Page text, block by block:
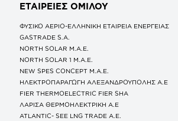
ΕΤΑΙΡΕΙΕΣ ΟΜΙΛΟΥ
ΦΥΣΙΚΟ ΑΕΡΙΟ-ΕΛΛΗΝΙΚΗ ΕΤΑΙΡΕΙΑ ΕΝΕΡΓΕΙΑΣ
GASTRADE S.A.
NORTH SOLAR M.Α.Ε.
NORTH SOLAR 1 M.Α.Ε.
NEW SPES CONCEPT Μ.Α.Ε.
ΗΛΕΚΤΡΟΠΑΡΑΓΩΓΗ ΑΛΕΞΑΝΔΡΟΥΠΟΛΗΣ A.E
FIER THERMOELECTRIC FIER SHA
ΛΑΡΙΣΑ ΘΕΡΜΟΗΛΕΚΤΡΙΚΗ A.E
ATLANTIC- SEE LNG TRADE A.E.